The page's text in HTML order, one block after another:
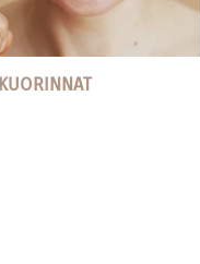
KUORINNAT